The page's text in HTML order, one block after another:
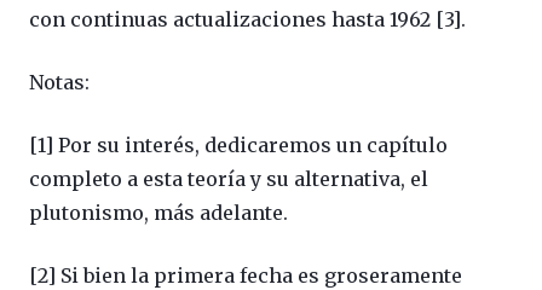
con continuas actualizaciones hasta 1962 [3].
Notas:
[1] Por su interés, dedicaremos un capítulo
completo a esta teoría y su alternativa, el
plutonismo, más adelante.
[2] Si bien la primera fecha es groseramente